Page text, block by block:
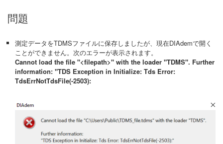
問題
測定データをTDMSファイルに保存しましたが、現在DIAdemで開く
ことができません。次のエラーが表示されます。
Cannot load the file "<filepath>" with the loader "TDMS". Further
information: "TDS Exception in Initialize: Tds Error:
TdsErrNotTdsFile(-2503):